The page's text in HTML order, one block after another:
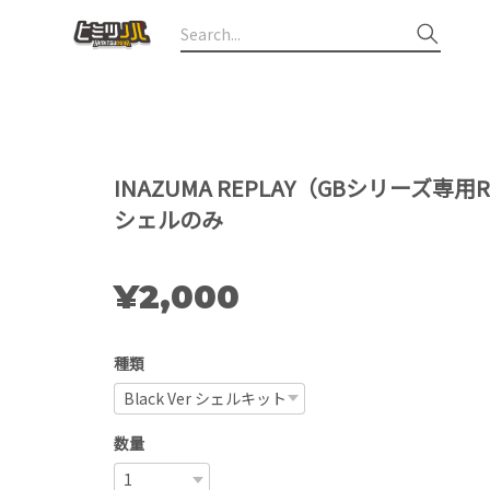
INAZUMA REPLAY（GBシリーズ専用
シェルのみ
¥2,000
種類
数量